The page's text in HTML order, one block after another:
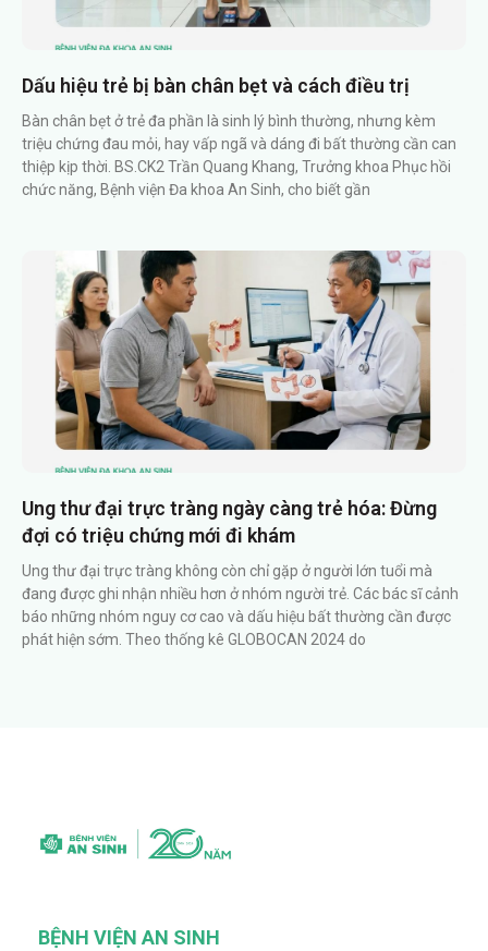
Dấu hiệu trẻ bị bàn chân bẹt và cách điều trị
Bàn chân bẹt ở trẻ đa phần là sinh lý bình thường, nhưng kèm
triệu chứng đau mỏi, hay vấp ngã và dáng đi bất thường cần can
thiệp kịp thời. BS.CK2 Trần Quang Khang, Trưởng khoa Phục hồi
chức năng, Bệnh viện Đa khoa An Sinh, cho biết gần
Ung thư đại trực tràng ngày càng trẻ hóa: Đừng
đợi có triệu chứng mới đi khám
Ung thư đại trực tràng không còn chỉ gặp ở người lớn tuổi mà
đang được ghi nhận nhiều hơn ở nhóm người trẻ. Các bác sĩ cảnh
báo những nhóm nguy cơ cao và dấu hiệu bất thường cần được
phát hiện sớm. Theo thống kê GLOBOCAN 2024 do
BỆNH VIỆN AN SINH